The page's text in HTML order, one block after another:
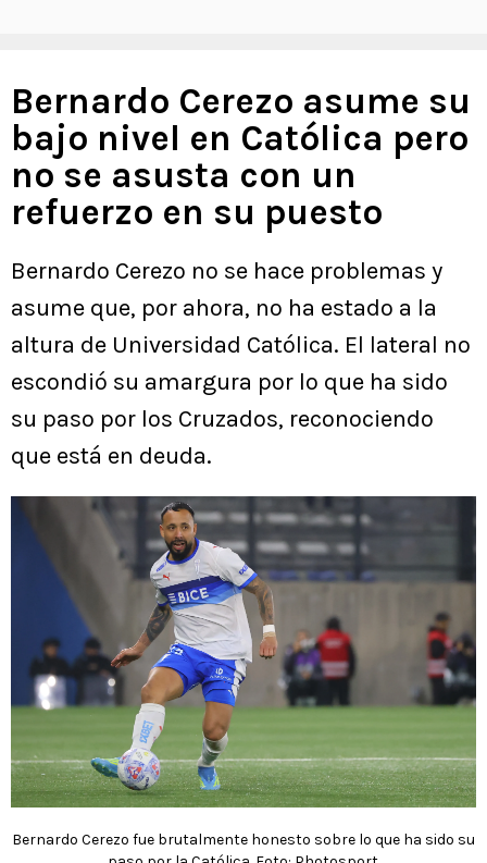
Bernardo Cerezo asume su
bajo nivel en Católica pero
no se asusta con un
refuerzo en su puesto
Bernardo Cerezo no se hace problemas y
asume que, por ahora, no ha estado a la
altura de Universidad Católica. El lateral no
escondió su amargura por lo que ha sido
su paso por los Cruzados, reconociendo
que está en deuda.
Bernardo Cerezo fue brutalmente honesto sobre lo que ha sido su